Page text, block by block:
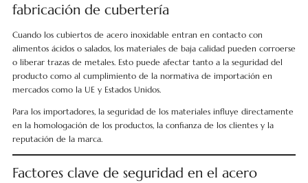
fabricación de cubertería
Cuando los cubiertos de acero inoxidable entran en contacto con
alimentos ácidos o salados, los materiales de baja calidad pueden corroerse
o liberar trazas de metales. Esto puede afectar tanto a la seguridad del
producto como al cumplimiento de la normativa de importación en
mercados como la UE y Estados Unidos.
Para los importadores, la seguridad de los materiales influye directamente
en la homologación de los productos, la confianza de los clientes y la
reputación de la marca.
Factores clave de seguridad en el acero